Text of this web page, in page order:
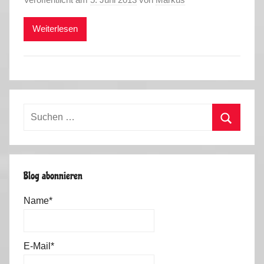
Weiterlesen
Suchen
Blog abonnieren
Name*
E-Mail*